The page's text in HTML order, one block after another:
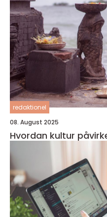
redaktionel
08. August 2025
Hvordan kultur